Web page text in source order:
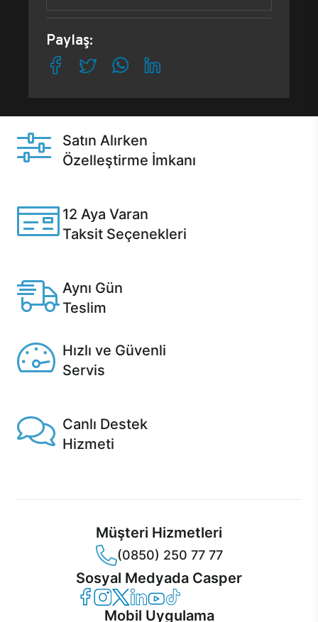
Paylaş:
Satın Alırken
Özelleştirme İmkanı
12 Aya Varan
Taksit Seçenekleri
Aynı Gün
Teslim
Hızlı ve Güvenli
Servis
Canlı Destek
Hizmeti
Müşteri Hizmetleri
(0850) 250 77 77
Sosyal Medyada Casper
Casper Facebook
Casper Instagram
Casper Twitter
Casper LinkedIn
Casper YouTube
Casper TikTok
Mobil Uygulama